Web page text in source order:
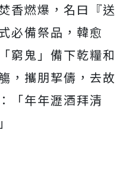
香燃爆，名曰『送
必備祭品，韓愈
窮鬼」備下乾糧和
，攜朋挈儔，去故
「年年瀝酒拜清